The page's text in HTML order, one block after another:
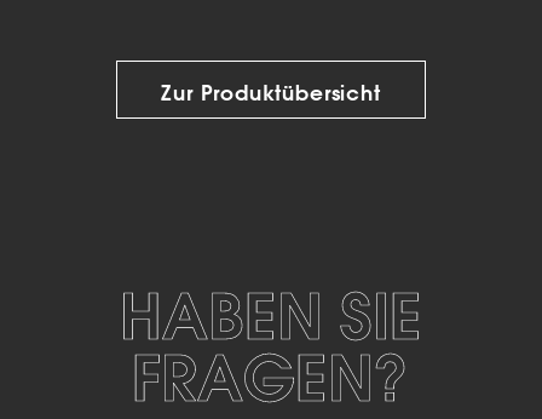
Zur Produktübersicht
HABEN SIE
FRAGEN?